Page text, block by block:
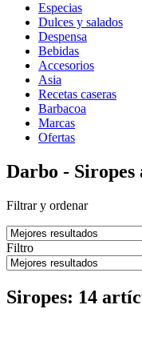
Especias
Dulces y salados
Despensa
Bebidas
Accesorios
Asia
Recetas caseras
Barbacoa
Marcas
Ofertas
Darbo - Siropes
Filtrar y ordenar
Filtro
Siropes: 14